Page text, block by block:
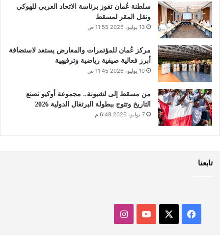
سلطنة عُمان تفوز برئاسة الاتحاد العربي للهوكي
ونقل المقر لمسقط
13 يوليو، 2026 11:55 ص
مركز عُمان للمؤتمرات والمعارض يستعد لاستضافة
أبرز فعالية صيفية رياضية وترفيهية
10 يوليو، 2026 11:45 ص
من مسقط إلى لشبونة.. مجموعة أوكيو تصنع
التاريخ وتتوج ببطولة البرتغال الدولية 2026
7 يوليو، 2026 6:48 م
تابعنا
فيسبوك ‫YouTubeانستقرام